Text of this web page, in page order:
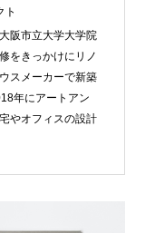
ト
阪市立大学大学院
をきっかけにリノ
スメーカーで新築
年にアートアン
やオフィスの設計